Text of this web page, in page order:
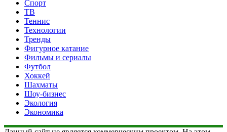
Спорт
ТВ
Теннис
Технологии
Тренды
Фигурное катание
Фильмы и сериалы
Футбол
Хоккей
Шахматы
Шоу-бизнес
Экология
Экономика